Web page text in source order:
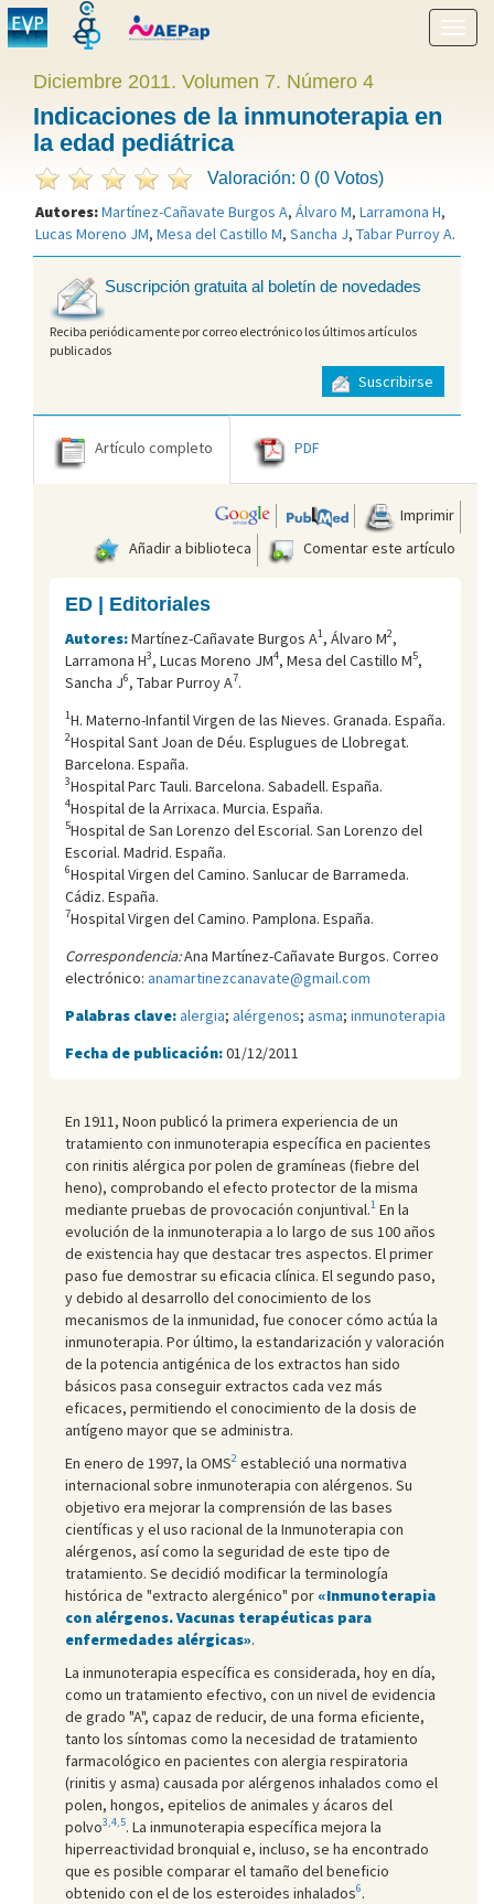
menú
Diciembre 2011. Volumen 7. Número 4
Indicaciones de la inmunoterapia en
la edad pediátrica
Valoración: 0 (0 Votos)
Autores:Martínez-Cañavate Burgos A, Álvaro M, Larramona H,
Lucas Moreno JM, Mesa del Castillo M, Sancha J, Tabar Purroy A.
Suscripción gratuita al boletín de novedades
Reciba periódicamente por correo electrónico los últimos artículos
publicados
Suscribirse
Artículo completo PDF
Imprimir
Añadir a biblioteca
Comentar este artículo
ED | Editoriales
Autores:Martínez-Cañavate Burgos A1, Álvaro M2,
Larramona H3, Lucas Moreno JM4, Mesa del Castillo M5,
Sancha J6, Tabar Purroy A7.
1H. Materno-Infantil Virgen de las Nieves. Granada. España.
2Hospital Sant Joan de Déu. Esplugues de Llobregat.
Barcelona. España.
3Hospital Parc Tauli. Barcelona. Sabadell. España.
4Hospital de la Arrixaca. Murcia. España.
5Hospital de San Lorenzo del Escorial. San Lorenzo del
Escorial. Madrid. España.
6Hospital Virgen del Camino. Sanlucar de Barrameda.
Cádiz. España.
7Hospital Virgen del Camino. Pamplona. España.
Correspondencia:Ana Martínez-Cañavate Burgos. Correo
electrónico: anamartinezcanavate@gmail.com
Palabras clave:alergia; alérgenos; asma; inmunoterapia
Fecha de publicación:01/12/2011
En 1911, Noon publicó la primera experiencia de un
tratamiento con inmunoterapia específica en pacientes
con rinitis alérgica por polen de gramíneas (fiebre del
heno), comprobando el efecto protector de la misma
mediante pruebas de provocación conjuntival.1 En la
evolución de la inmunoterapia a lo largo de sus 100 años
de existencia hay que destacar tres aspectos. El primer
paso fue demostrar su eficacia clínica. El segundo paso,
y debido al desarrollo del conocimiento de los
mecanismos de la inmunidad, fue conocer cómo actúa la
inmunoterapia. Por último, la estandarización y valoración
de la potencia antigénica de los extractos han sido
básicos pasa conseguir extractos cada vez más
eficaces, permitiendo el conocimiento de la dosis de
antígeno mayor que se administra.
En enero de 1997, la OMS2 estableció una normativa
internacional sobre inmunoterapia con alérgenos. Su
objetivo era mejorar la comprensión de las bases
científicas y el uso racional de la Inmunoterapia con
alérgenos, así como la seguridad de este tipo de
tratamiento. Se decidió modificar la terminología
histórica de "extracto alergénico" por «Inmunoterapia
con alérgenos. Vacunas terapéuticas para
enfermedades alérgicas».
La inmunoterapia específica es considerada, hoy en día,
como un tratamiento efectivo, con un nivel de evidencia
de grado "A", capaz de reducir, de una forma eficiente,
tanto los síntomas como la necesidad de tratamiento
farmacológico en pacientes con alergia respiratoria
(rinitis y asma) causada por alérgenos inhalados como el
polen, hongos, epitelios de animales y ácaros del
polvo3,4,5. La inmunoterapia específica mejora la
hiperreactividad bronquial e, incluso, se ha encontrado
que es posible comparar el tamaño del beneficio
obtenido con el de los esteroides inhalados6.